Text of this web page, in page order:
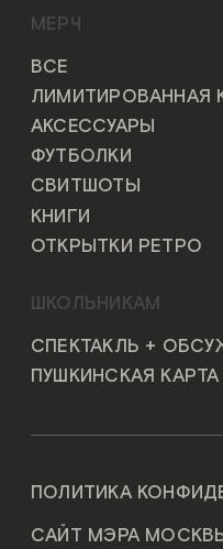
МЕРЧ
ВСЕ
ЛИМИТИРОВАННАЯ
АКСЕССУАРЫ
ФУТБОЛКИ
СВИТШОТЫ
КНИГИ
ОТКРЫТКИ РЕТРО
ШКОЛЬНИКАМ
СПЕКТАКЛЬ +
ПУШКИНСКАЯ КАРТА
ПОЛИТИКА
САЙТ МЭРА